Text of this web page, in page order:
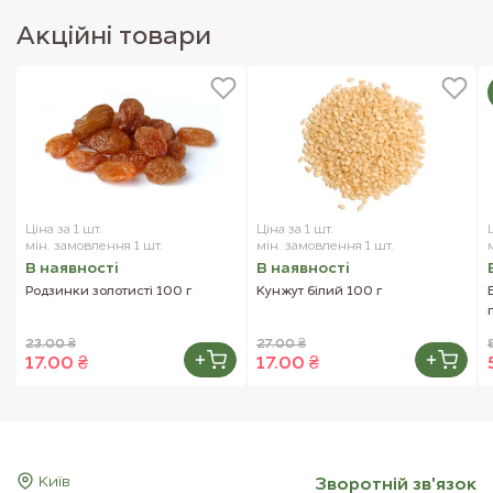
Акцiйнi товари
Ціна за 1 шт.
мін. замовлення 1 шт.
В наявностi
Родзинки золотисті 100 г
23.00 ₴
17.00 ₴
Ціна за 1 шт.
мін. замовлення 1 шт.
В наявностi
Кунжут білий 100 г
27.00 ₴
17.00 ₴
Київ Зворотнiй зв'язок